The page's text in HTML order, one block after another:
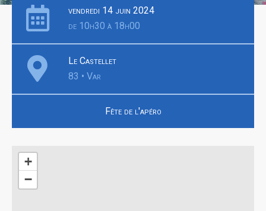
vendredi 14 juin 2024
de 10h30 à 18h00
Le Castellet
83 • Var
Fête de l'apéro
+
−